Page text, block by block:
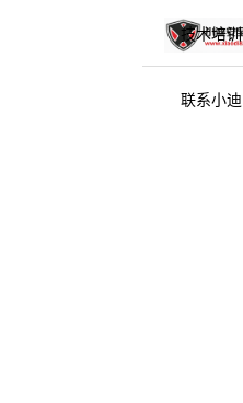
技术培训
联系小迪